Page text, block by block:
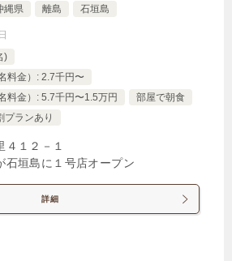
縄県 離島 石垣島
)
料金）: 2.7千円〜
料金）: 5.7千円〜1.5万円
部屋で朝食
プランあり
１２－１
石垣島に１号店オープン
詳細